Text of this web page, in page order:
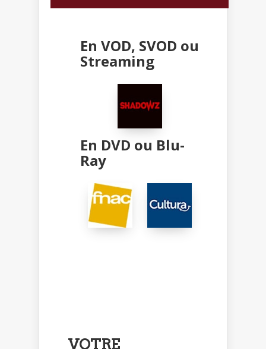
En VOD, SVOD ou
Streaming
En DVD ou Blu-
Ray
VOTRE